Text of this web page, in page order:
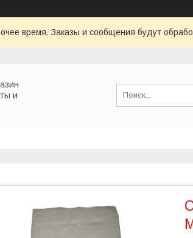
время. Заказы и сообщения будут
и